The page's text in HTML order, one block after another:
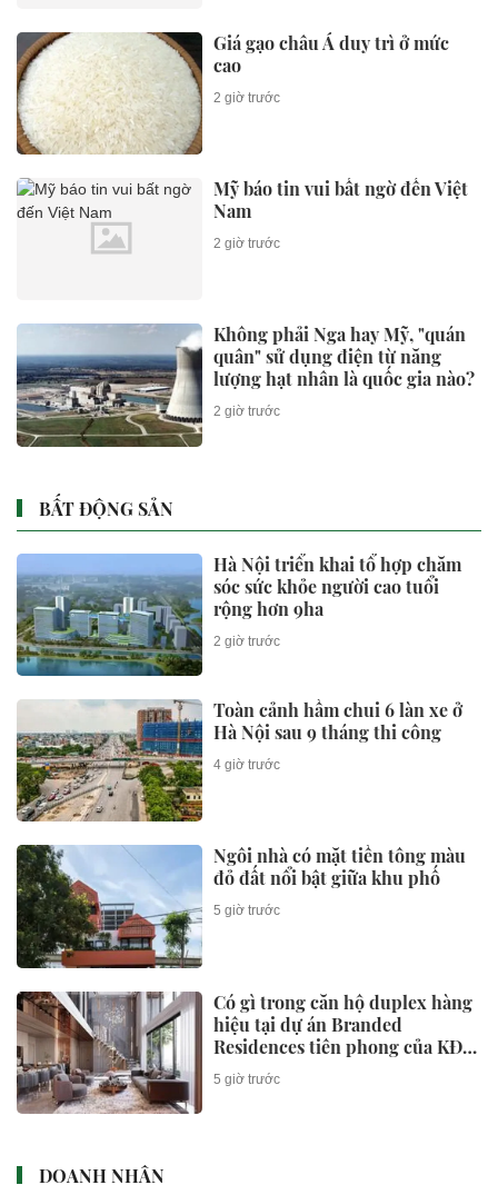
Giá gạo châu Á duy trì ở mức
cao
2 giờ trước
Mỹ báo tin vui bất ngờ đến Việt
Nam
2 giờ trước
Không phải Nga hay Mỹ, "quán
quân" sử dụng điện từ năng
lượng hạt nhân là quốc gia nào?
2 giờ trước
BẤT ĐỘNG SẢN
Hà Nội triển khai tổ hợp chăm
sóc sức khỏe người cao tuổi
rộng hơn 9ha
2 giờ trước
Toàn cảnh hầm chui 6 làn xe ở
Hà Nội sau 9 tháng thi công
4 giờ trước
Ngôi nhà có mặt tiền tông màu
đỏ đất nổi bật giữa khu phố
5 giờ trước
Có gì trong căn hộ duplex hàng
hiệu tại dự án Branded
Residences tiên phong của KĐT
Ciputra?
5 giờ trước
DOANH NHÂN